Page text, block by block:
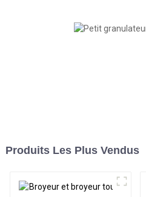
Produits Les Plus Vendus